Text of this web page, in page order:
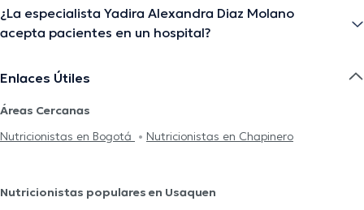
¿La especialista Yadira Alexandra Diaz Molano
acepta pacientes en un hospital?
Enlaces Útiles
Áreas Cercanas
Nutricionistas en Bogotá
Nutricionistas en Chapinero
Nutricionistas populares en Usaquen